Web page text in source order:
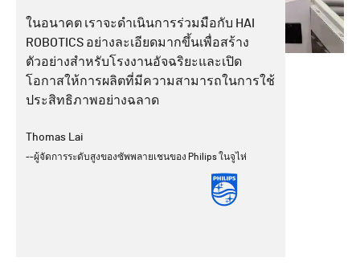
ในอนาคต เราจะดำเนินการร่วมมือกับ HAI
ROBOTICS อย่างละเอียดมากขึ้นเพื่อสร้าง
ตัวอย่างสำหรับโรงงานอัจฉริยะและเปิด
โอกาสให้การผลิตที่มีความสามารถในการใช้
ประสิทธิภาพอย่างฉลาด
Thomas Lai
--ผู้จัดการระดับสูงของซัพพลายเชนของ Philips ในจูไห่